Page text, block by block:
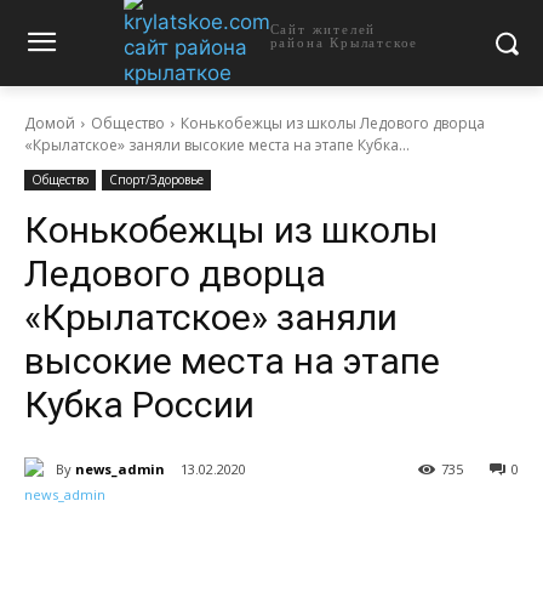
Сайт жителей
района Крылатское
Домой Общество
Конькобежцы из школы Ледового дворца
«Крылатское» заняли высокие места на этапе Кубка...
Общество Спорт/Здоровье
Конькобежцы из школы
Ледового дворца
«Крылатское» заняли
высокие места на этапе
Кубка России
By news_admin 13.02.2020 0
735